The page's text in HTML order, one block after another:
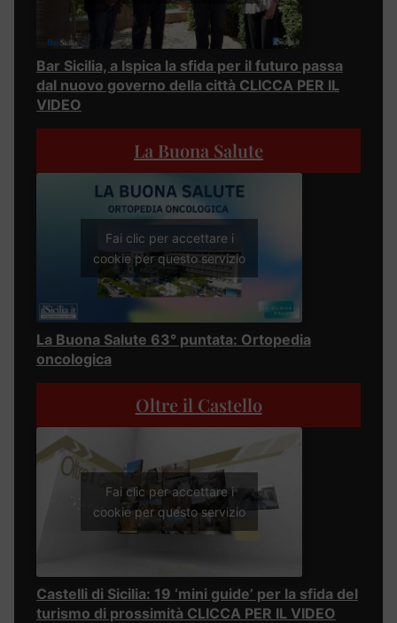
Bar Sicilia, a Ispica la sfida per il futuro passa
dal nuovo governo della città CLICCA PER IL
VIDEO
La Buona Salute
Fai clic per accettare i
cookie per questo servizio
La Buona Salute 63° puntata: Ortopedia
oncologica
Oltre il Castello
Fai clic per accettare i
cookie per questo servizio
Castelli di Sicilia: 19 ‘mini guide’ per la sfida del
turismo di prossimità CLICCA PER IL VIDEO